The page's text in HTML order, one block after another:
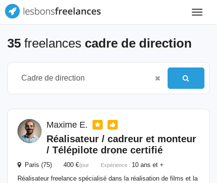
Toggle
35 freelances cadre de direction
Maxime E.
Réalisateur / cadreur et monteur
/ Télépilote drone certifié
Paris (75) 400 €/jour Expérience : 10 ans et +
Réalisateur freelance spécialisé dans la réalisation de films et la